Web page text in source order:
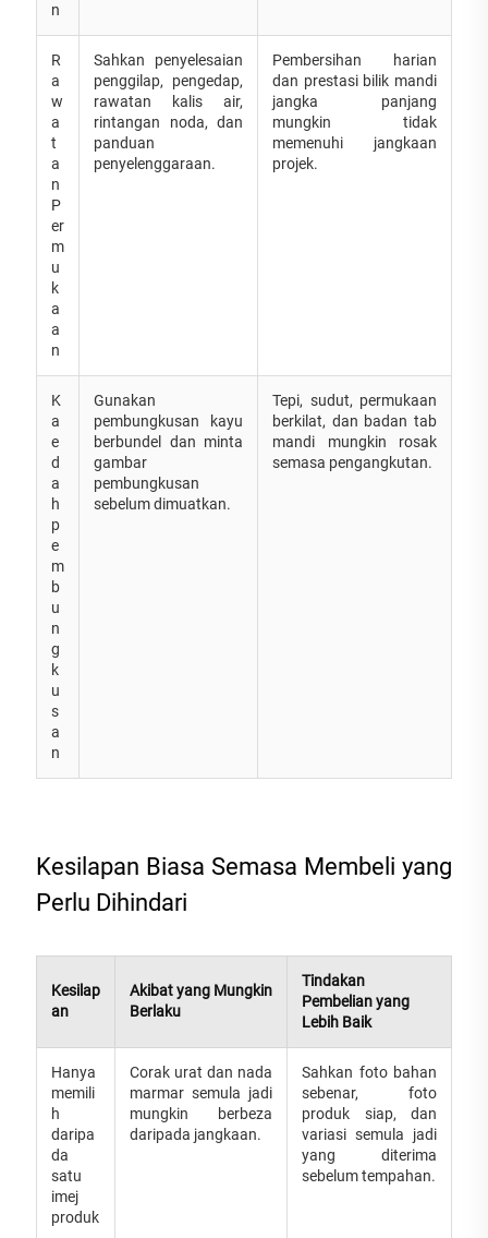
n
R
a
w
a
t
a
n
P
er
m
u
k
a
a
n
Sahkan penyelesaian
penggilap, pengedap,
rawatan kalis air,
rintangan noda, dan
panduan
penyelenggaraan.
Pembersihan harian
dan prestasi bilik mandi
jangka panjang
mungkin tidak
memenuhi jangkaan
projek.
K
a
e
d
a
h
p
e
m
b
u
n
g
k
u
s
a
n
Gunakan
pembungkusan kayu
berbundel dan minta
gambar
pembungkusan
sebelum dimuatkan.
Tepi, sudut, permukaan
berkilat, dan badan tab
mandi mungkin rosak
semasa pengangkutan.
Kesilapan Biasa Semasa Membeli yang
Perlu Dihindari
Kesilap
an
Akibat yang Mungkin
Berlaku
Tindakan
Pembelian yang
Lebih Baik
Hanya
memili
h
daripa
da
satu
imej
produk
Corak urat dan nada
marmar semula jadi
mungkin berbeza
daripada jangkaan.
Sahkan foto bahan
sebenar, foto
produk siap, dan
variasi semula jadi
yang diterima
sebelum tempahan.